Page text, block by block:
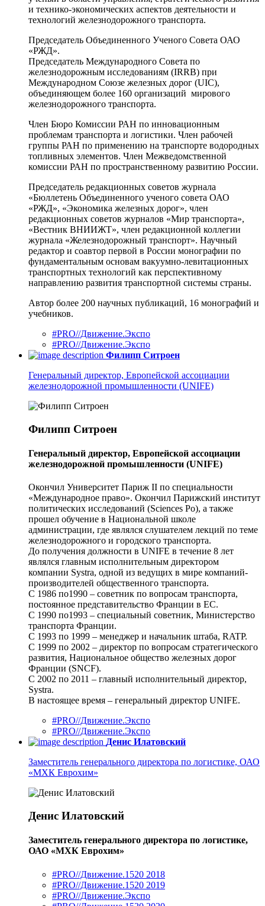
и технико-экономических аспектов деятельности и
технологий железнодорожного транспорта.
Председатель Объединенного Ученого Совета ОАО
«РЖД».
Председатель Международного Совета по
железнодорожным исследованиям (IRRB) при
Международном Союзе железных дорог (UIC),
объединяющем более 160 организаций мирового
железнодорожного транспорта.
Член Бюро Комиссии РАН по инновационным
проблемам транспорта и логистики. Член рабочей
группы РАН по применению на транспорте водородных
топливных элементов. Член Межведомственной
комиссии РАН по пространственному развитию России.
Председатель редакционных советов журнала
«Бюллетень Объединенного ученого совета ОАО
«РЖД», «Экономика железных дорог», член
редакционных советов журналов «Мир транспорта»,
«Вестник ВНИИЖТ», член редакционной коллегии
журнала «Железнодорожный транспорт». Научный
редактор и соавтор первой в России монографии по
фундаментальным основам вакуумно-левитационных
транспортных технологий как перспективному
направлению развития транспортной системы страны.
Автор более 200 научных публикаций, 16 монографий и
учебников.
#PRO//Движение.Экспо
#PRO//Движение.Экспо
Филипп Ситроен
Генеральный директор, Европейской ассоциации
железнодорожной промышленности (UNIFE)
Филипп Ситроен
Генеральный директор, Европейской ассоциации
железнодорожной промышленности (UNIFE)
Окончил Университет Париж II по специальности
«Международное право». Окончил Парижский институт
политических исследований (Sciences Po), а также
прошел обучение в Национальной школе
администрации, где являлся слушателем лекций по теме
железнодорожного и городского транспорта.
До получения должности в UNIFE в течение 8 лет
являлся главным исполнительным директором
компании Systra, одной из ведущих в мире компаний-
производителей общественного транспорта.
С 1986 по1990 – советник по вопросам транспорта,
постоянное представительство Франции в ЕС.
С 1990 по1993 – специальный советник, Министерство
транспорта Франции.
С 1993 по 1999 – менеджер и начальник штаба, RATP.
С 1999 по 2002 – директор по вопросам стратегического
развития, Национальное общество железных дорог
Франции (SNCF).
С 2002 по 2011 – главный исполнительный директор,
Systra.
В настоящее время – генеральный директор UNIFE.
#PRO//Движение.Экспо
#PRO//Движение.Экспо
Денис Илатовский
Заместитель генерального директора по логистике, ОАО
«МХК Еврохим»
Денис Илатовский
Заместитель генерального директора по логистике,
ОАО «МХК Еврохим»
#PRO//Движение.1520 2018
#PRO//Движение.1520 2019
#PRO//Движение.Экспо